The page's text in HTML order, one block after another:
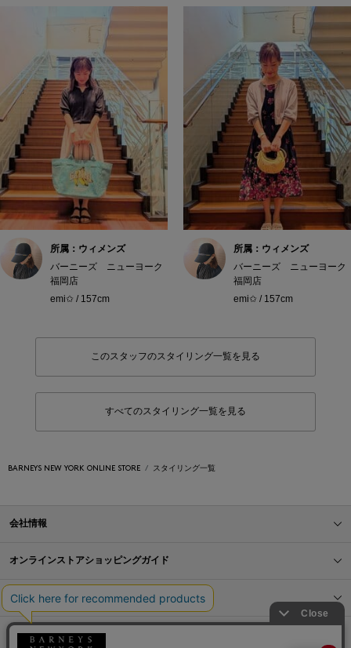
所属：ウィメンズ
バーニーズ ニューヨーク
福岡店
emi✩ / 157cm
所属：ウィメンズ
バーニーズ ニューヨーク
福岡店
emi✩ / 157cm
このスタッフのスタイリング一覧を見る
すべてのスタイリング一覧を見る
BARNEYS NEW YORK ONLINE STORE スタイリング一覧
会社情報
オンラインストアショッピングガイド
店舗情報
サービス